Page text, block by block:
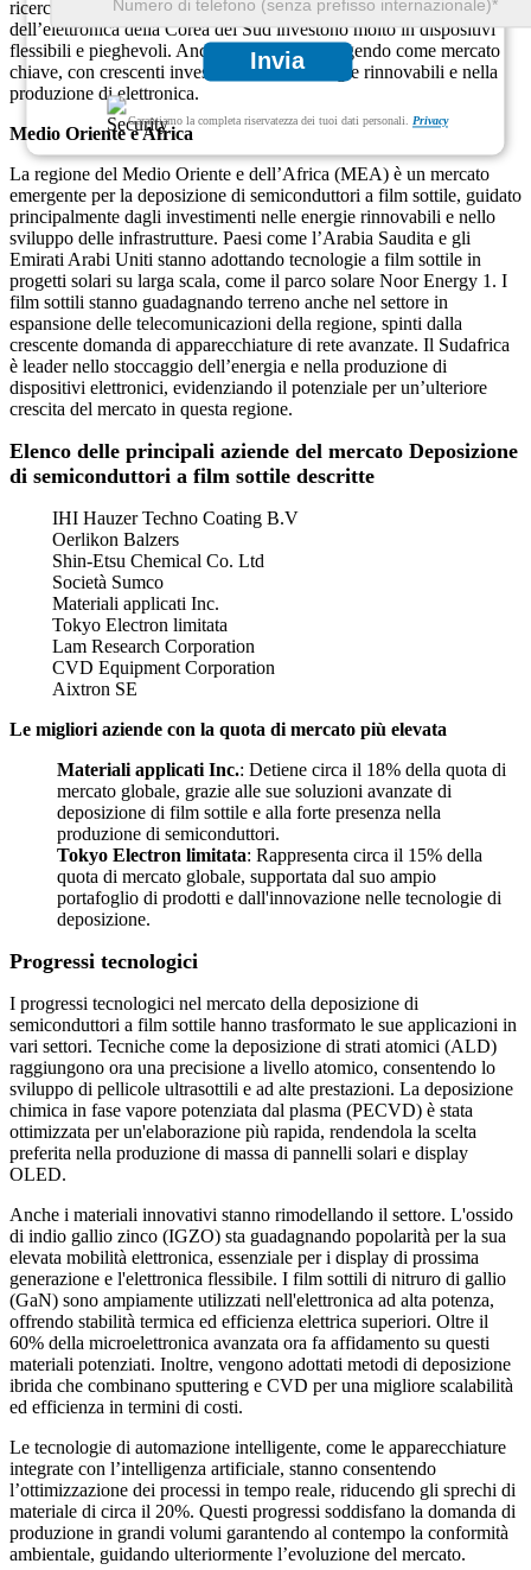
Invia
Garantiamo la completa riservatezza dei tuoi dati personali. Privacy
ricerca su nuovi materiali come IGZO per i display, mentre i giganti
dell’elettronica della Corea del Sud investono molto in dispositivi
flessibili e pieghevoli. Anche l’India sta emergendo come mercato
chiave, con crescenti investimenti nelle energie rinnovabili e nella
produzione di elettronica.
Medio Oriente e Africa
La regione del Medio Oriente e dell’Africa (MEA) è un mercato
emergente per la deposizione di semiconduttori a film sottile, guidato
principalmente dagli investimenti nelle energie rinnovabili e nello
sviluppo delle infrastrutture. Paesi come l’Arabia Saudita e gli
Emirati Arabi Uniti stanno adottando tecnologie a film sottile in
progetti solari su larga scala, come il parco solare Noor Energy 1. I
film sottili stanno guadagnando terreno anche nel settore in
espansione delle telecomunicazioni della regione, spinti dalla
crescente domanda di apparecchiature di rete avanzate. Il Sudafrica
è leader nello stoccaggio dell’energia e nella produzione di
dispositivi elettronici, evidenziando il potenziale per un’ulteriore
crescita del mercato in questa regione.
Elenco delle principali aziende del mercato Deposizione
di semiconduttori a film sottile descritte
IHI Hauzer Techno Coating B.V
Oerlikon Balzers
Shin-Etsu Chemical Co. Ltd
Società Sumco
Materiali applicati Inc.
Tokyo Electron limitata
Lam Research Corporation
CVD Equipment Corporation
Aixtron SE
Le migliori aziende con la quota di mercato più elevata
Materiali applicati Inc.: Detiene circa il 18% della quota di
mercato globale, grazie alle sue soluzioni avanzate di
deposizione di film sottile e alla forte presenza nella
produzione di semiconduttori.
Tokyo Electron limitata: Rappresenta circa il 15% della
quota di mercato globale, supportata dal suo ampio
portafoglio di prodotti e dall'innovazione nelle tecnologie di
deposizione.
Progressi tecnologici
I progressi tecnologici nel mercato della deposizione di
semiconduttori a film sottile hanno trasformato le sue applicazioni in
vari settori. Tecniche come la deposizione di strati atomici (ALD)
raggiungono ora una precisione a livello atomico, consentendo lo
sviluppo di pellicole ultrasottili e ad alte prestazioni. La deposizione
chimica in fase vapore potenziata dal plasma (PECVD) è stata
ottimizzata per un'elaborazione più rapida, rendendola la scelta
preferita nella produzione di massa di pannelli solari e display
OLED.
Anche i materiali innovativi stanno rimodellando il settore. L'ossido
di indio gallio zinco (IGZO) sta guadagnando popolarità per la sua
elevata mobilità elettronica, essenziale per i display di prossima
generazione e l'elettronica flessibile. I film sottili di nitruro di gallio
(GaN) sono ampiamente utilizzati nell'elettronica ad alta potenza,
offrendo stabilità termica ed efficienza elettrica superiori. Oltre il
60% della microelettronica avanzata ora fa affidamento su questi
materiali potenziati. Inoltre, vengono adottati metodi di deposizione
ibrida che combinano sputtering e CVD per una migliore scalabilità
ed efficienza in termini di costi.
Le tecnologie di automazione intelligente, come le apparecchiature
integrate con l’intelligenza artificiale, stanno consentendo
l’ottimizzazione dei processi in tempo reale, riducendo gli sprechi di
materiale di circa il 20%. Questi progressi soddisfano la domanda di
produzione in grandi volumi garantendo al contempo la conformità
ambientale, guidando ulteriormente l’evoluzione del mercato.